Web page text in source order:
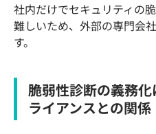
社内だけでセキュリティの
難しいため、外部の専門会
す。
脆弱性診断の義務
ライアンスとの関係